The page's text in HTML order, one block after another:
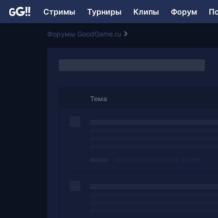
Стримы Турниры Клипы Форум
Форумы GoodGame.ru
Тема